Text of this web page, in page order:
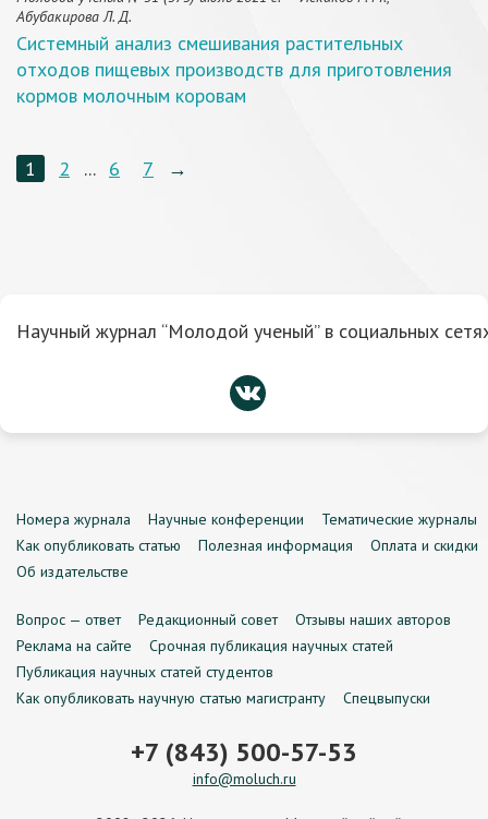
Абубакирова Л. Д.
Системный анализ смешивания растительных
отходов пищевых производств для приготовления
кормов молочным коровам
1 2 ... 6 7 →
Научный журнал “Молодой ученый” в социальных
Номера журнала Научные конференции
Тематические журналы
Как опубликовать статью
Полезная информация
Оплата и скидки
Об издательстве
Вопрос — ответ Редакционный совет
Отзывы наших авторов
Реклама на сайте
Срочная публикация научных статей
Публикация научных статей студентов
Как опубликовать научную статью магистранту
Спецвыпуски
+7 (843) 500-57-53
info@moluch.ru